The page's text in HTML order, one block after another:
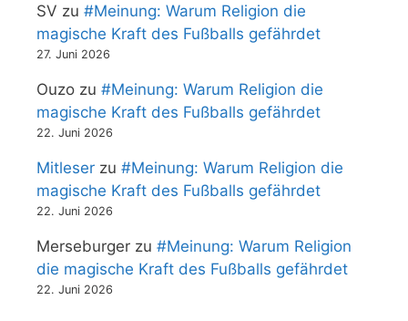
SV zu #Meinung: Warum Religion die
magische Kraft des Fußballs gefährdet
27. Juni 2026
Ouzo zu #Meinung: Warum Religion die
magische Kraft des Fußballs gefährdet
22. Juni 2026
Mitleser zu #Meinung: Warum Religion die
magische Kraft des Fußballs gefährdet
22. Juni 2026
Merseburger zu #Meinung: Warum Religion
die magische Kraft des Fußballs gefährdet
22. Juni 2026